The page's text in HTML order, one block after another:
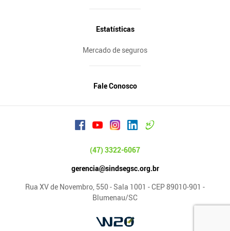
Estatísticas
Mercado de seguros
Fale Conosco
(47) 3322-6067
gerencia@sindsegsc.org.br
Rua XV de Novembro, 550 - Sala 1001 - CEP 89010-901 -
Blumenau/SC